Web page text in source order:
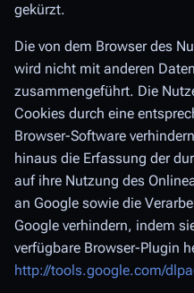
gekürzt.
Die von dem Browser des
wird nicht mit anderen
zusammengeführt. Die
Cookies durch eine
Browser-Software
hinaus die Erfassung der
auf ihre Nutzung des
an Google sowie die
Google verhindern, indem
verfügbare Browser-Plugin
http://tools.google.com/